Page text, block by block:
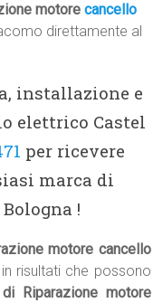
motorecancello
direttamente al
installazione e
elettrico Castel
per ricevere
marca di
!
motore cancello
risultati che possono
di Riparazione motore